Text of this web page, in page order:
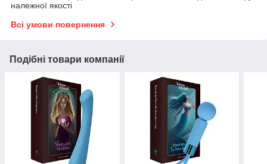
належної якості
Всі умови повернення
Подібні товари компанії